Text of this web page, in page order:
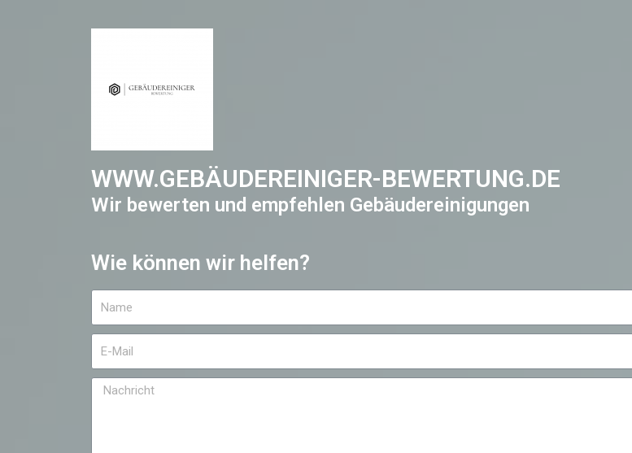
WWW.GEBÄUDEREINIGER-BEWERTUNG.DE
Wir bewerten und empfehlen Gebäudereinigungen
Wie können wir helfen?